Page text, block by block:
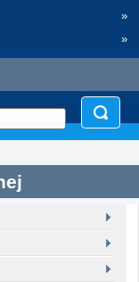
»
»